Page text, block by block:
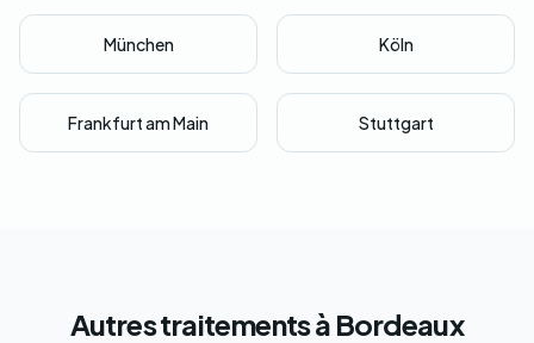
München Köln
Frankfurt am Main Stuttgart
Autres traitements à Bordeaux